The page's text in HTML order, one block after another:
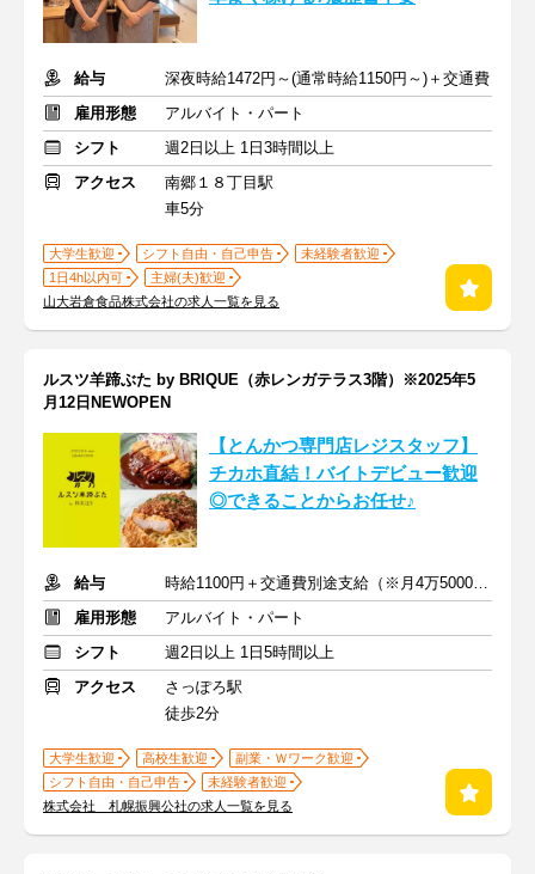
給与
深夜時給1472円～(通常時給1150円～)＋交通費
雇用形態
アルバイト・パート
シフト
週2日以上 1日3時間以上
アクセス
南郷１８丁目駅
車5分
大学生歓迎 シフト自由・自己申告
未経験者歓迎
1日4h以内可
主婦(夫)歓迎
山大岩倉食品株式会社の求人一覧を見る
ルスツ羊蹄ぶた by BRIQUE（赤レンガテラス3階）※2025年5
月12日NEWOPEN
【とんかつ専門店レジスタッフ】
チカホ直結！バイトデビュー歓迎
◎できることからお任せ♪
給与
時給1100円＋交通費別途支給（※月4万5000円まで）
雇用形態
アルバイト・パート
シフト
週2日以上 1日5時間以上
アクセス
さっぽろ駅
徒歩2分
大学生歓迎 高校生歓迎
副業・Ｗワーク歓迎
シフト自由・自己申告
未経験者歓迎
株式会社 札幌振興公社の求人一覧を見る